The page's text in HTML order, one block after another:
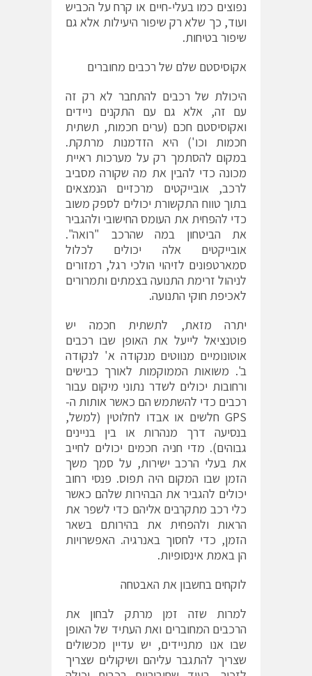
נפוצים כמו בעלי-חיים או קרח על הכביש
ועוד, כך שלא רק שיפור היעילות אלא גם
שיפור בטיחות.
אקוסיסטם שלם של רכבים מחוברים
היכולת של רכבים להתחבר לא רק זה
עם זה, אלא גם עם התקנים ניידים
ואקוסיסטם חכם (ערים חכמות, תשתית
חכמות וכו') היא הזדמנות מרתקת.
במקום להסתמך רק על מערכות ראיית
מכונה כדי להבין את מה שקורה מסביב
לרכב, אובייקטים מרכזיים הנמצאים
בתוך טווח התקשורת יכולים לספק משוב
כדי להפחית את העומס החישובי ולהגביר
את הביטחון במה שהרכב "רואה".
אובייקטים אלה יכולים לכלול
סמארטפונים לזיהוי הולכי רגל, רמזורים
לניהול זרימת התנועה בצמתים ותמרורים
לאכיפת חוקי התנועה.
יתרה מזאת, לתשתית חכמה יש
פוטנציאל לייעל את האופן שבו רכבים
אוטונומיים מנווטים מנקודה א' לנקודה
ב'. משואות הממוקמות לאורך כבישים
ורחובות יכולים לשדר נתוני מיקום עבור
רכבים כדי להשתמש הם כאשר אותות ה-
GPS חלשים או אבדו לחלוטין (למשל,
בנסיעה דרך מנהרות או בין בניינים
גבוהים). מדי חניה חכמים יכולים לחייב
את בעלי הרכב ישירות, על סמך משך
הזמן שבו המקום היה תפוס. פנסי רחוב
יכולים להגביר את הבהירות שלהם כאשר
כלי רכב מתקרבים אליהם כדי לשפר את
הראות ולהפחית את בהירותם בשאר
הזמן, כדי לחסוך באנרגיה. האפשרויות
הן באמת אינסופיות.
לוקחים בחשבון את האבטחה
למרות שזה זמן מרתק לבחון את
הרכבים המחוברים ואת העתיד של האופן
שבו אנו מתניידים, יש עדיין מכשולים
שצריך להתגבר עליהם ושיקולים שצריך